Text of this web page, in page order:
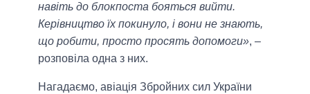
навіть до блокпоста бояться вийти.
Керівництво їх покинуло, і вони не знають,
що робити, просто просять допомоги», –
розповіла одна з них.
Нагадаємо, авіація Збройних сил України